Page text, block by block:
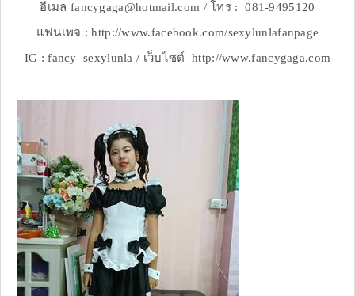
อีเมล fancygaga@hotmail.com / โทร : 081-9495120
แฟนเพจ : http://www.facebook.com/sexylunlafanpage
IG : fancy_sexylunla / เว็บไซต์ http://www.fancygaga.com